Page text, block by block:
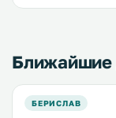
Ближайшие
БЕРИСЛАВ